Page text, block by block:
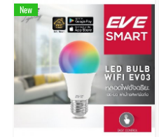
New